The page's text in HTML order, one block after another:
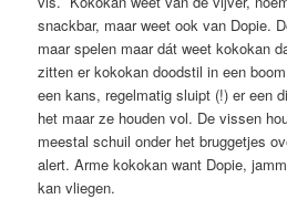
snackbar, maar weet ook van Dopie.
maar spelen maar dát weet kokokan
zitten er kokokan doodstil in een
een kans, regelmatig sluipt (!) er een
het maar ze houden vol. De vissen
meestal schuil onder het bruggetjes
alert. Arme kokokan want Dopie,
kan vliegen.